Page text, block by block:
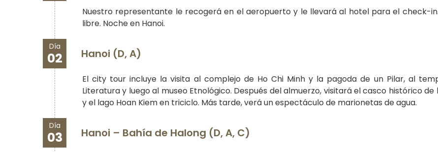
Nuestro representante le recogerá en el aeropuerto y le llevará al hotel para el check-
libre. Noche en Hanoi.
Día
02 Hanoi (D, A)
El city tour incluye la visita al complejo de Ho Chi Minh y la pagoda de un Pilar, al
Literatura y luego al museo Etnológico. Después del almuerzo, visitará el casco histórico de
y el lago Hoan Kiem en triciclo. Más tarde, verá un espectáculo de marionetas de agua.
Día
03 Hanoi – Bahía de Halong (D, A, C)